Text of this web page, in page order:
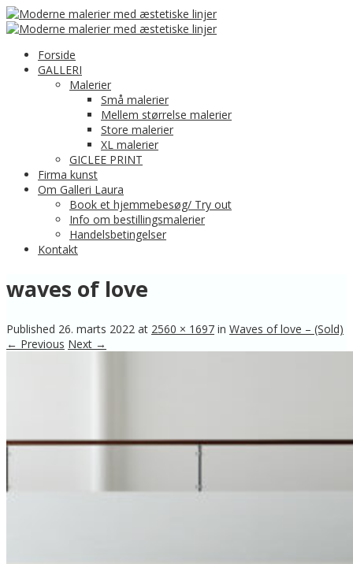
Forside
GALLERI
Malerier
Små malerier
Mellem størrelse malerier
Store malerier
XL malerier
GICLEE PRINT
Firma kunst
Om Galleri Laura
Book et hjemmebesøg/ Try out
Info om bestillingsmalerier
Handelsbetingelser
Kontakt
waves of love
Published 26. marts 2022 at 2560 × 1697 in Waves of love – (Sold)
← Previous Next →